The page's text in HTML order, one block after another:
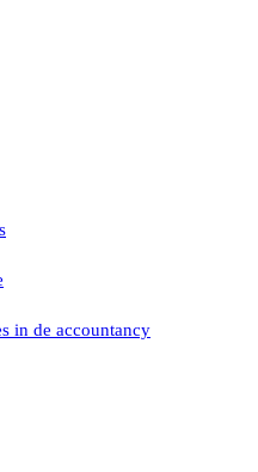
in de accountancy